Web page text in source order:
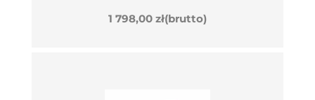
1 798,00 zł(brutto)